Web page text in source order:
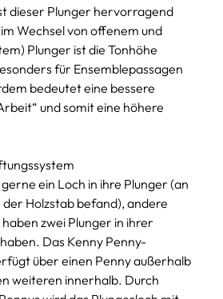
dieser Plunger hervorragend
Wechsel von offenem und
Plunger ist die Tonhöhe
für Ensemblepassagen
bedeutet eine bessere
und somit eine höhere
ein Loch in ihre Plunger (an
Holzstab befand), andere
zwei Plunger in ihrer
Das Kenny Penny-
über einen Penny außerhalb
weiteren innerhalb. Durch